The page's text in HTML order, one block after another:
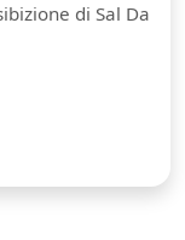
di Sal Da